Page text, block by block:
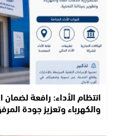
انتظام الأداء: رافعة
والكهرباء وتعزيز جودة